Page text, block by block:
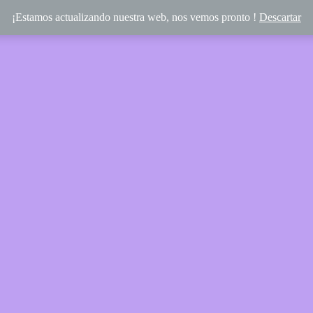
¡Estamos actualizando nuestra web, nos vemos pronto ! Descartar